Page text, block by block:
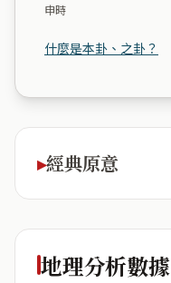
申時
什麼是本卦、之卦？
經典原意
地理分析數據